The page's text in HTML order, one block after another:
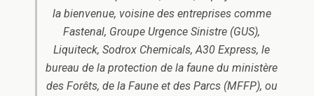
la bienvenue, voisine des entreprises comme
Fastenal, Groupe Urgence Sinistre (GUS),
Liquiteck, Sodrox Chemicals, A30 Express, le
bureau de la protection de la faune du ministère
des Forêts, de la Faune et des Parcs (MFFP), ou